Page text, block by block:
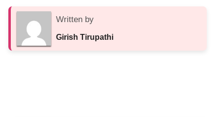
Written by
Girish Tirupathi